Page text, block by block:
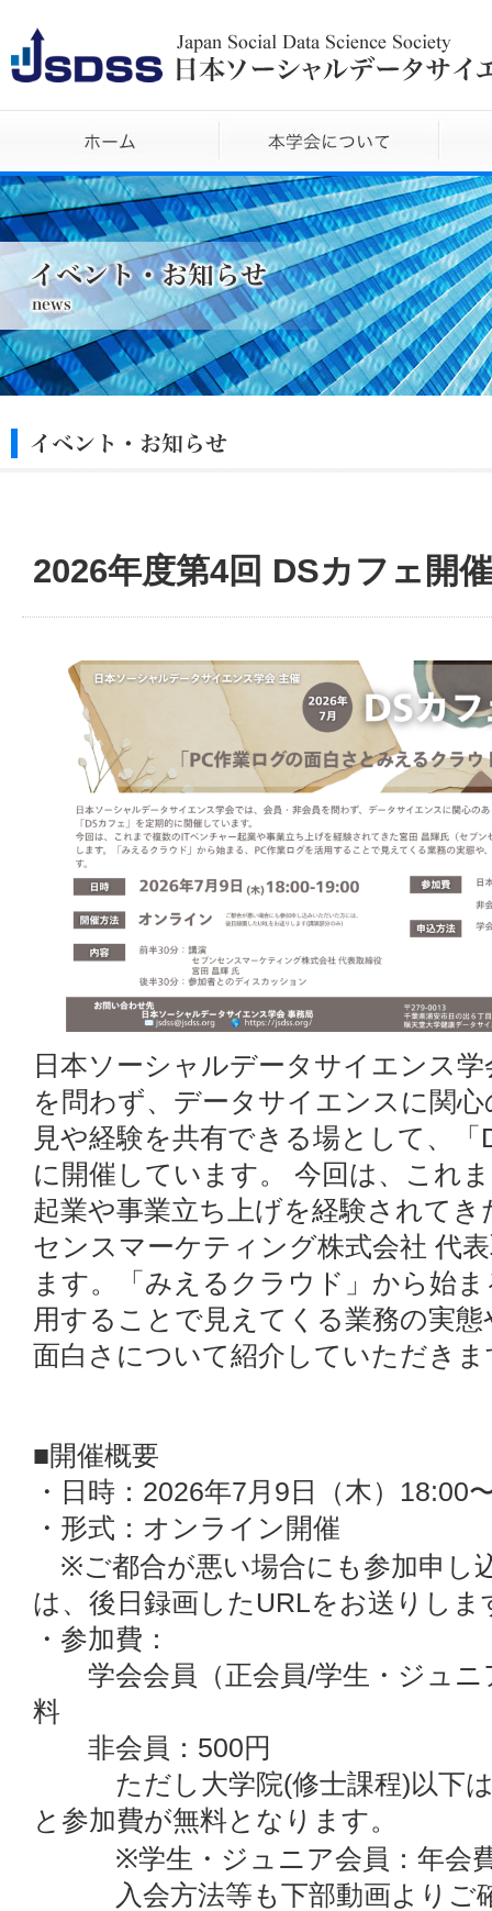
2026年度第4回 DSカフェ開
日本ソーシャルデータサイエンス
を問わず、データサイエンスに関
見や経験を共有できる場として、
に開催しています。 今回は、これ
起業や事業立ち上げを経験されて
センスマーケティング株式会社 代
ます。「みえるクラウド」から始
用することで見えてくる業務の実
面白さについて紹介していただきま
■開催概要
・日時：2026年7月9日（木）18:00
・形式：オンライン開催
※ご都合が悪い場合にも参加申し
は、後日録画したURLをお送りしま
・参加費：
学会会員（正会員/学生・ジュニ
料
非会員：500円
ただし大学院(修士課程)以下は
と参加費が無料となります。
※学生・ジュニア会員：年会費
入会方法等も下部動画よりご